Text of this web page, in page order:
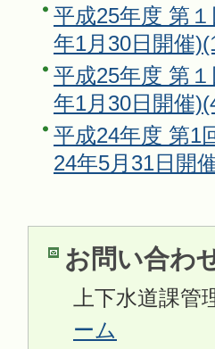
平成25年度 第
年1月30日開催)
平成25年度 第
年1月30日開催)
平成24年度 第
24年5月31日開
お問い合わ
上下水道課管
ーム